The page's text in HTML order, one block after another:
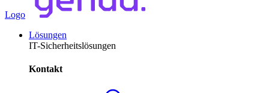
Logo
Lösungen
IT-Sicherheitslösungen
Kontakt